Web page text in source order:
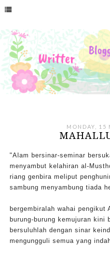
MONDAY, 15
"Alam bersinar-seminar
menyambut kelahiran al-
riang genbira meliput
sambung menyambung tiada
bergembiralah wahai pengikut
burung-burung kemujuran kini
bersuluhlah dengan sinar
mengungguli semua yang